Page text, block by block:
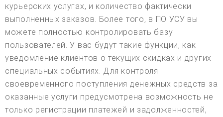
курьерских услугах, и количество фактически
выполненных заказов. Более того, в ПО УСУ вы
можете полностью контролировать базу
пользователей. У вас будут такие функции, как
уведомление клиентов о текущих скидках и других
специальных событиях. Для контроля
своевременного поступления денежных средств за
оказанные услуги предусмотрена возможность не
только регистрации платежей и задолженностей,